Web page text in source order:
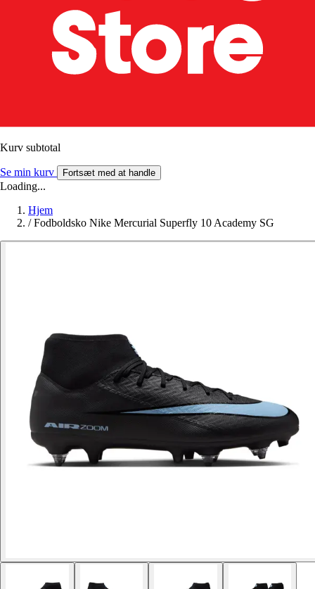
Kurv subtotal
Se min kurv Fortsæt med at handle
Loading...
Hjem
/ Fodboldsko Nike Mercurial Superfly 10 Academy SG